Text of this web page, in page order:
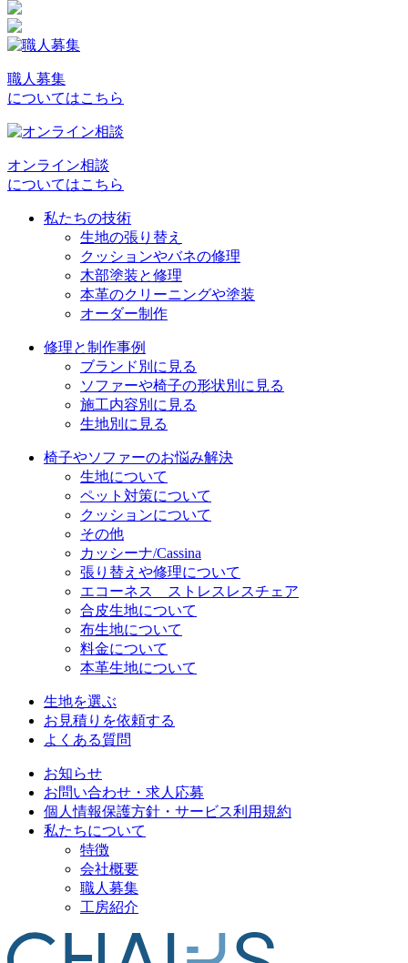
職人募集
についてはこちら
オンライン相談
についてはこちら
私たちの技術
生地の張り替え
クッションやバネの修理
木部塗装と修理
本革のクリーニングや塗装
オーダー制作
修理と制作事例
ブランド別に見る
ソファーや椅子の形状別に見る
施工内容別に見る
生地別に見る
椅子やソファーのお悩み解決
生地について
ペット対策について
クッションについて
その他
カッシーナ/Cassina
張り替えや修理について
エコーネス ストレスレスチェア
合皮生地について
布生地について
料金について
本革生地について
生地を選ぶ
お見積りを依頼する
よくある質問
お知らせ
お問い合わせ・求人応募
個人情報保護方針・サービス利用規約
私たちについて
特徴
会社概要
職人募集
工房紹介